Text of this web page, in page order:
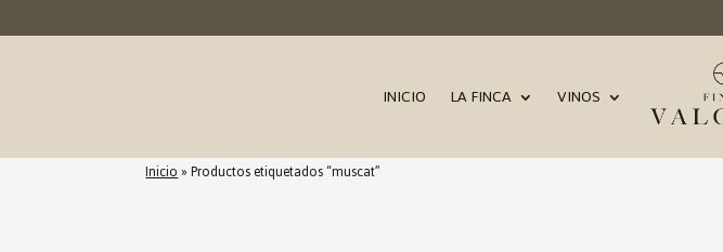
INICIO LA FINCA VINOS
Inicio»Productos etiquetados “muscat”